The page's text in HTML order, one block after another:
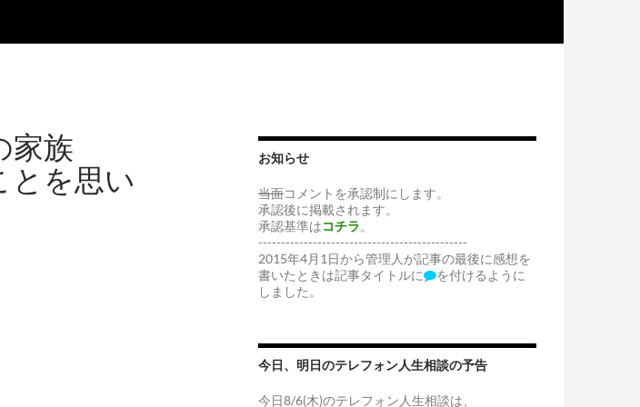
家族
を思い
お知らせ
当面コメントを承認制にします。
承認後に掲載されます。
承認基準はコチラ 。
----------------------------------------------
2015年4月1日から管理人が記事の最後に感想を
書いたときは記事タイトルに
を付けるように
しました。
今日、明日のテレフォン人生相談の予告
今日8/6(木)のテレフォン人生相談は、